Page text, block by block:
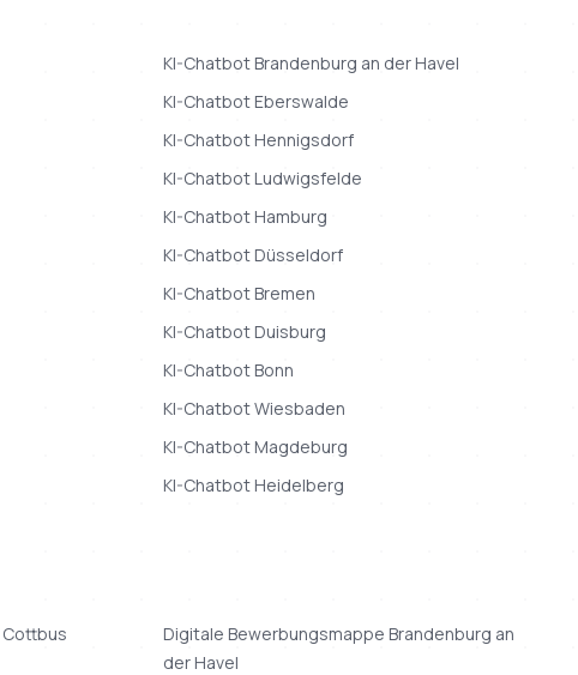
KI-ChatbotBrandenburg an der Havel
KI-ChatbotEberswalde
KI-ChatbotHennigsdorf
KI-ChatbotLudwigsfelde
KI-ChatbotHamburg
KI-ChatbotDüsseldorf
KI-ChatbotBremen
KI-ChatbotDuisburg
KI-ChatbotBonn
KI-ChatbotWiesbaden
KI-ChatbotMagdeburg
KI-ChatbotHeidelberg
Cottbus Digitale Bewerbungsmappe Brandenburg an
der Havel